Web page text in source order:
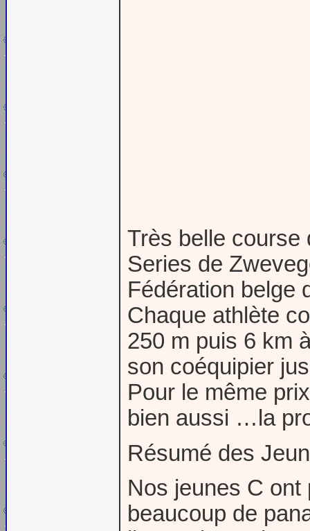
Très belle course
Series de
Fédération belge
Chaque athlète
250 m puis 6 km
son coéquipier
Pour le même
bien aussi …la
Résumé des
Nos jeunes C ont
beaucoup de